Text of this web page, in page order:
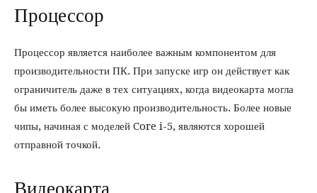
Процессор
Процессор является наиболее важным компонентом для
производительности ПК. При запуске игр он действует как
ограничитель даже в тех ситуациях, когда видеокарта могла
бы иметь более высокую производительность. Более новые
чипы, начиная с моделей Core i-5, являются хорошей
отправной точкой.
Видеокарта